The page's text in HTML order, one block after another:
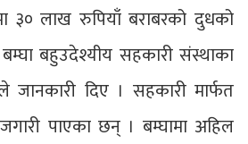
३० लाख रुपियाँ बराबरको दुधको
बहुउदेश्यीय सहकारी संस्थाका
जानकारी दिए । सहकारी मार्फत
पाएका छन् । बम्घामा अहिल